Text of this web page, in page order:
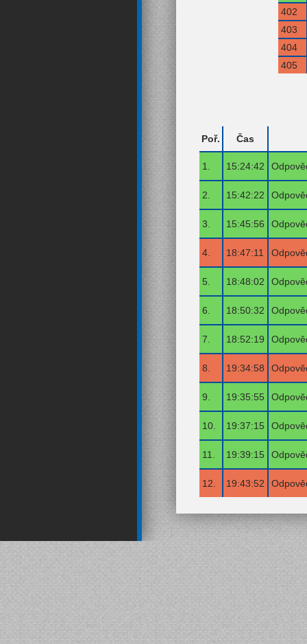
402
403
404
405
Poř. Čas
1. 15:24:42
2. 15:42:22
3. 15:45:56
4. 18:47:11
5. 18:48:02
6. 18:50:32
7. 18:52:19
8. 19:34:58
9. 19:35:55
10. 19:37:15
11. 19:39:15
12. 19:43:52